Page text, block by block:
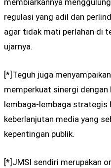
regulasi yang adil dan
agar tidak mati perlahan di
ujarnya.
[*]Teguh juga
memperkuat sinergi dengan
lembaga-lembaga strategis
keberlanjutan media yang
kepentingan publik.
[*]JMSI sendiri merupakan